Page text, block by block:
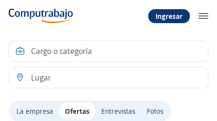
Ingresar
La empresa Ofertas Entrevistas Fotos